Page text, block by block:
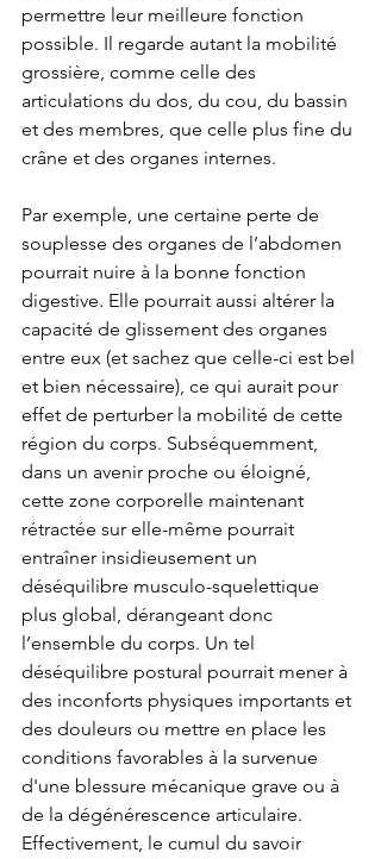
permettre leur meilleure fonction
possible. Il regarde autant la mobilité
grossière, comme celle des
articulations du dos, du cou, du bassin
et des membres, que celle plus fine du
crâne et des organes internes.
Par exemple, une certaine perte de
souplesse des organes de l’abdomen
pourrait nuire à la bonne fonction
digestive. Elle pourrait aussi altérer la
capacité de glissement des organes
entre eux (et sachez que celle-ci est bel
et bien nécessaire), ce qui aurait pour
effet de perturber la mobilité de cette
région du corps. Subséquemment,
dans un avenir proche ou éloigné,
cette zone corporelle maintenant
rétractée sur elle-même pourrait
entraîner insidieusement un
déséquilibre musculo-squelettique
plus global, dérangeant donc
l’ensemble du corps. Un tel
déséquilibre postural pourrait mener à
des inconforts physiques importants et
des douleurs ou mettre en place les
conditions favorables à la survenue
d'une blessure mécanique grave ou à
de la dégénérescence articulaire.
Effectivement, le cumul du savoir